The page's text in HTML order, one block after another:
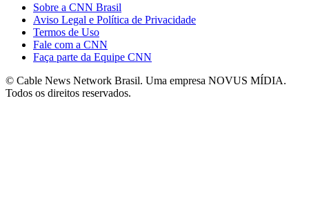
Sobre a CNN Brasil
Aviso Legal e Política de Privacidade
Termos de Uso
Fale com a CNN
Faça parte da Equipe CNN
© Cable News Network Brasil. Uma empresa NOVUS MÍDIA.
Todos os direitos reservados.